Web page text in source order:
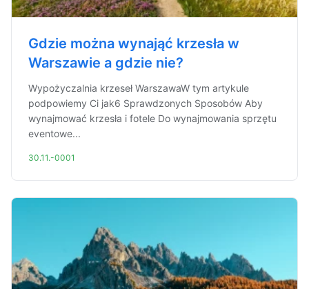
Gdzie można wynająć krzesła w
Warszawie a gdzie nie?
Wypożyczalnia krzeseł WarszawaW tym artykule
podpowiemy Ci jak6 Sprawdzonych Sposobów Aby
wynajmować krzesła i fotele Do wynajmowania sprzętu
eventowe...
30.11.-0001